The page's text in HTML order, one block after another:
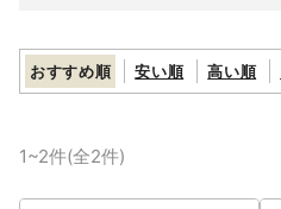
おすすめ順 安い順 高い順
1~2件(全2件)